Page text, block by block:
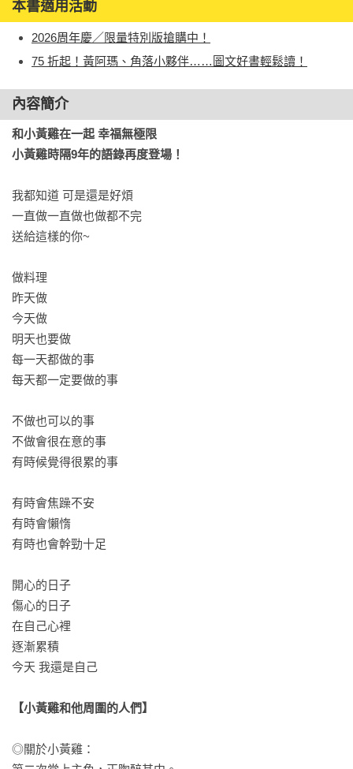
本書適用活動
2026周年慶／限量特別版搶購中！
75 折起！黃阿瑪、角落小夥伴……圖文好書輕鬆讀！
內容簡介
和小黃雞在一起 幸福無極限
小黃雞時隔9年的語錄再度登場！
我都知道 可是還是好煩
一直做一直做也做都不完
送給這樣的你~
做料理
昨天做
今天做
明天也要做
每一天都做的事
每天都一定要做的事
不做也可以的事
不做會很在意的事
有時候覺得很累的事
有時會焦躁不安
有時會懶惰
有時也會幹勁十足
開心的日子
傷心的日子
在自己心裡
逐漸累積
今天 我還是自己
【小黃雞和他周圍的人們】
◎關於小黃雞：